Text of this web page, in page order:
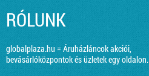
RÓLUNK
globalplaza.hu = Áruházláncok akciói,
bevásárlóközpontok és üzletek egy oldalon.